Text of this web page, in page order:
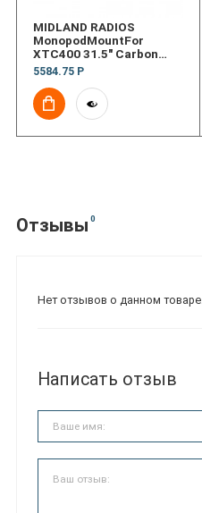
MIDLAND RADIOS
MonopodMountFor
XTC400 31.5" Carbon
Fiber
5584.75 Р
Отзывы 0
Нет отзывов о данном товаре.
Написать отзыв